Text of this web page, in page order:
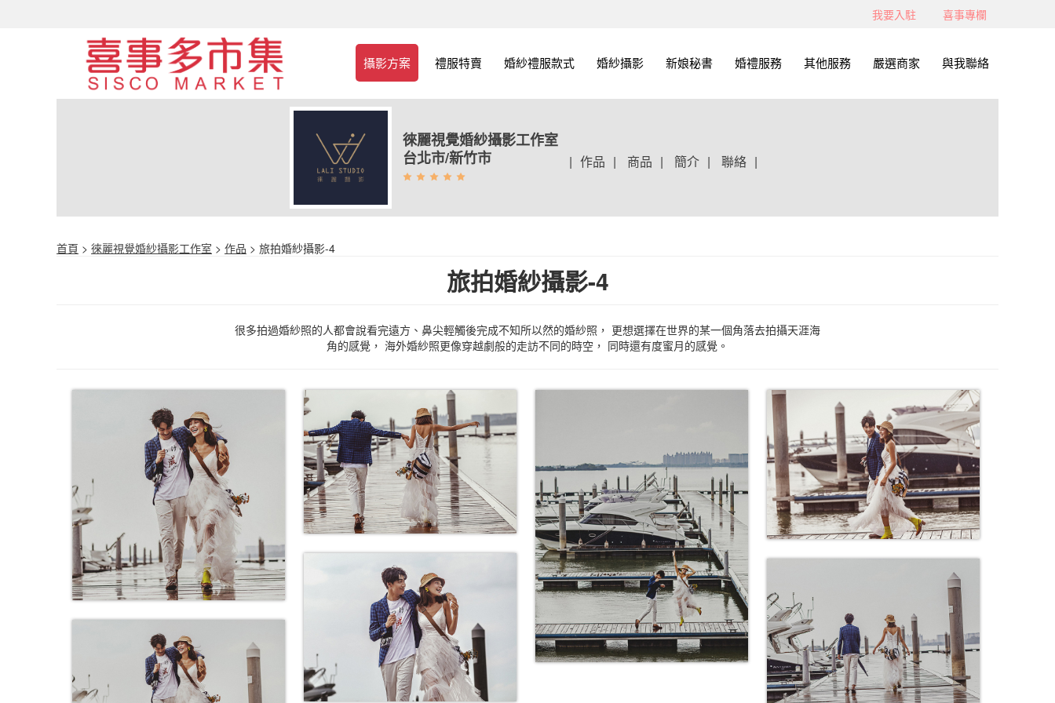
我要入駐 喜事專欄
攝影方案 禮服特賣 婚紗禮服款式 婚紗攝影 新娘秘書 婚禮服務 其他服務 嚴選商家 與我聯絡
徠麗視覺婚紗攝影工作室
台北市/新竹市
| 作品 | 商品 | 簡介 | 聯絡 |
首頁 > 徠麗視覺婚紗攝影工作室 > 作品 > 旅拍婚紗攝影-4
旅拍婚紗攝影-4
很多拍過婚紗照的人都會說看完遠方、鼻尖輕觸後完成不知所以然的婚紗照， 更想選擇在世界的某一個角落去拍攝天涯海
角的感覺， 海外婚紗照更像穿越劇般的走訪不同的時空， 同時還有度蜜月的感覺。